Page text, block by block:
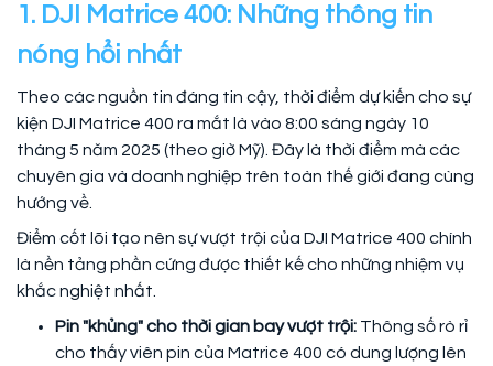
1. DJI Matrice 400: Những thông tin
nóng hổi nhất
Theo các nguồn tin đáng tin cậy, thời điểm dự kiến cho sự
kiện DJI Matrice 400 ra mắt là vào 8:00 sáng ngày 10
tháng 5 năm 2025 (theo giờ Mỹ). Đây là thời điểm mà các
chuyên gia và doanh nghiệp trên toàn thế giới đang cùng
hướng về.
Điểm cốt lõi tạo nên sự vượt trội của DJI Matrice 400 chính
là nền tảng phần cứng được thiết kế cho những nhiệm vụ
khắc nghiệt nhất.
Pin "khủng" cho thời gian bay vượt trội: Thông số rò rỉ
cho thấy viên pin của Matrice 400 có dung lượng lên